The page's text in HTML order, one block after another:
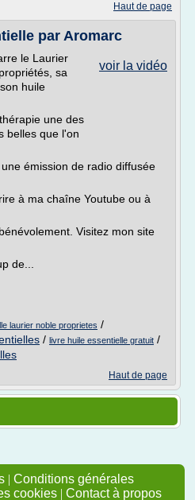
Haut de page
par Aromarc
voir la vidéo
le Laurier
sa
huile
une des
belles que l'on
émission de radio diffusée
à ma chaîne Youtube ou à
Visitez mon site
de...
laurier noble proprietes /
/ livre huile essentielle gratuit /
Haut de page
| Conditions générales
cookies | Contact à propos